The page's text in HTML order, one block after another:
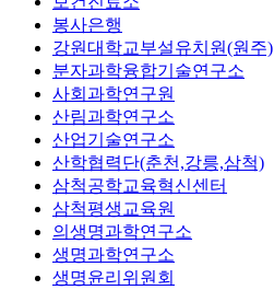
봉사은행
강원대학교부설유치원(원주)
분자과학융합기술연구소
사회과학연구원
산림과학연구소
산업기술연구소
산학협력단(춘천,강릉,삼척)
삼척공학교육혁신센터
삼척평생교육원
의생명과학연구소
생명과학연구소
생명윤리위원회